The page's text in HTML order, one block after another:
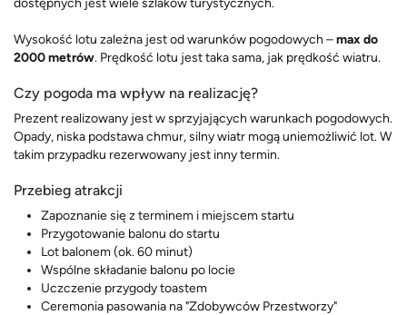
Wysokość lotu zależna jest od warunków pogodowych –max do
2000 metrów. Prędkość lotu jest taka sama, jak prędkość wiatru.
Czy pogoda ma wpływ na realizację?
Prezent realizowany jest w sprzyjających warunkach pogodowych.
Opady, niska podstawa chmur, silny wiatr mogą uniemożliwić lot. W
takim przypadku rezerwowany jest inny termin.
Przebieg atrakcji
Zapoznanie się z terminem i miejscem startu
Przygotowanie balonu do startu
Lot balonem (ok. 60 minut)
Wspólne składanie balonu po locie
Uczczenie przygody toastem
Ceremonia pasowania na "Zdobywców Przestworzy"